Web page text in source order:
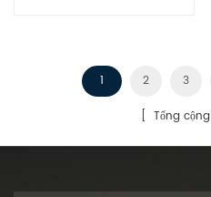
1 2 3
[ Tổng cộng